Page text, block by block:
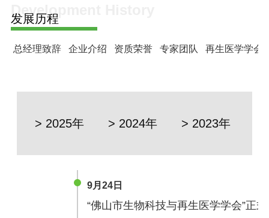
Development History
发展历程
总经理致辞 企业介绍 资质荣誉 专家团队 再生医学学会
> 2025年 > 2024年 > 2023年
9月24日
“佛山市生物科技与再生医学学会”正